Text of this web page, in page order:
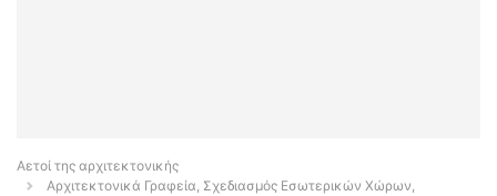
Αετοί της αρχιτεκτονικής
Αρχιτεκτονικά Γραφεία, Σχεδιασμός Εσωτερικών Χώρων,